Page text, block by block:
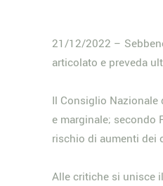
21/12/2022 –
articolato e preveda
Il Consiglio Nazionale
e marginale; secondo
rischio di aumenti dei
Alle critiche si unisce